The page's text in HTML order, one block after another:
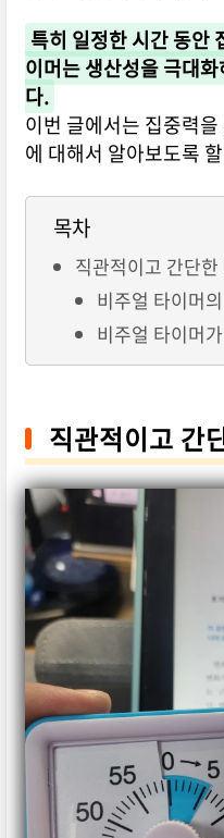
특히 일정한 시간 동안
이머는 생산성을 극대
다.
이번 글에서는 집중력
에 대해서 알아보도록
목차
직관적이고 간단
비주얼 타이머
비주얼 타이머
직관적이고 간